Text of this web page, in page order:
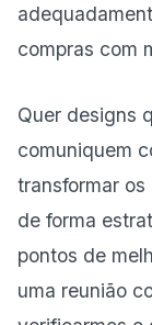
compras com
Quer designs
comuniquem
transformar os
de forma
pontos de
uma reunião